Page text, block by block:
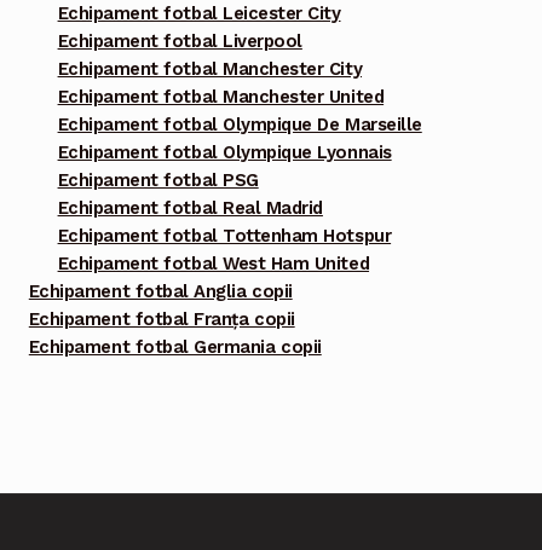
Echipament fotbal Leicester City
Echipament fotbal Liverpool
Echipament fotbal Manchester City
Echipament fotbal Manchester United
Echipament fotbal Olympique De Marseille
Echipament fotbal Olympique Lyonnais
Echipament fotbal PSG
Echipament fotbal Real Madrid
Echipament fotbal Tottenham Hotspur
Echipament fotbal West Ham United
Echipament fotbal Anglia copii
Echipament fotbal Franța copii
Echipament fotbal Germania copii